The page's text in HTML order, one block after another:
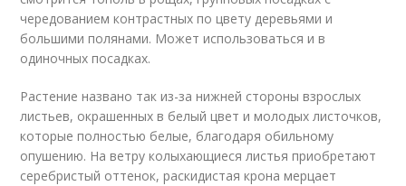
чередованием контрастных по цвету деревьями и
большими полянами. Может использоваться и в
одиночных посадках.
Растение названо так из-за нижней стороны взрослых
листьев, окрашенных в белый цвет и молодых листочков,
которые полностью белые, благодаря обильному
опушению. На ветру колыхающиеся листья приобретают
серебристый оттенок, раскидистая крона мерцает